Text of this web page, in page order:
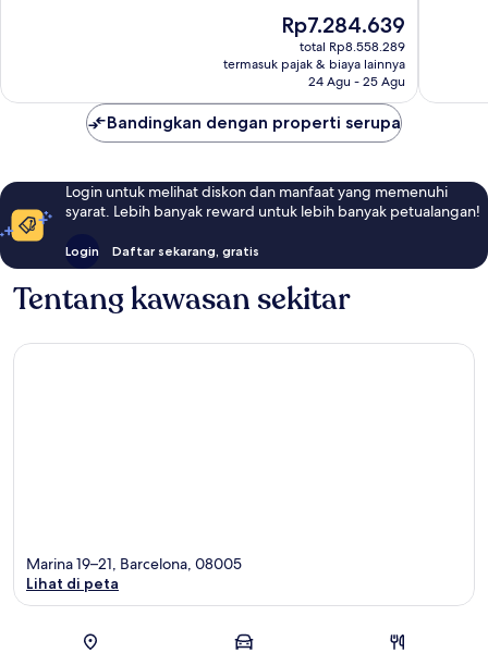
Harga
sekarang
Rp7.284.639
Rp7.284.639
total Rp8.558.289
termasuk pajak & biaya lainnya
24 Agu - 25 Agu
Bandingkan dengan properti serupa
Login untuk melihat diskon dan manfaat yang memenuhi
syarat. Lebih banyak reward untuk lebih banyak petualangan!
Login Daftar sekarang, gratis
Tentang kawasan sekitar
Peta
Marina 19–21, Barcelona, 08005
Lihat di peta